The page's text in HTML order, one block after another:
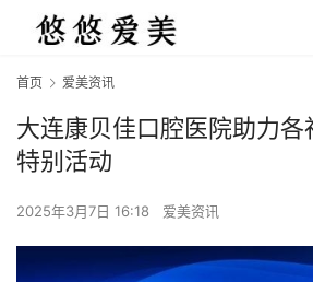
首页 爱美资讯
大连康贝佳口腔医院助力各
特别活动
2025年3月7日 16:18 爱美资讯